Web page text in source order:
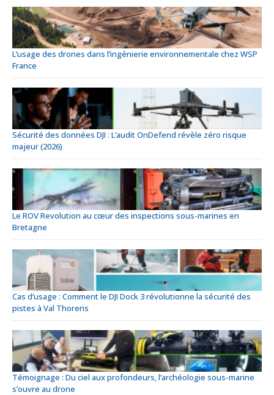
L’usage des drones dans l’ingénierie environnementale chez WSP
France
Sécurité des données DJI : L’audit OnDefend révèle zéro risque
majeur (2026)
Le ROV Revolution au cœur des inspections sous-marines en
Bretagne
Cas d’usage : Comment le DJI Dock 3 révolutionne la sécurité des
pistes à Val Thorens
Témoignage : Du ciel aux profondeurs, l’archéologie sous-marine
s’ouvre au drone